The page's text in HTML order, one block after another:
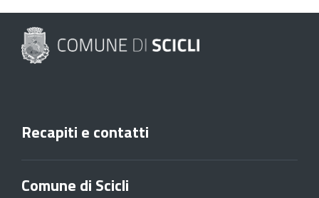
Recapiti e contatti
Comune di Scicli